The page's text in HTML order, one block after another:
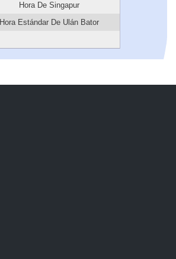
Hora De Singapur
Hora Estándar De Ulán Bator